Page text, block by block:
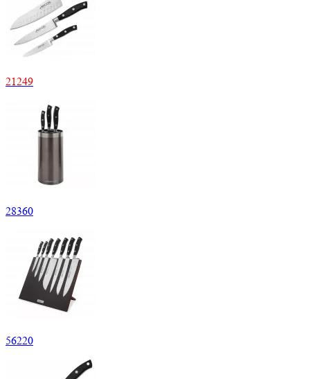
21249
28360
56220